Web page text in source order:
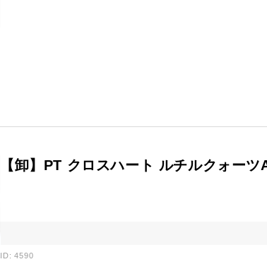
【卸】PT クロスハート ルチルクォー
ID: 4590